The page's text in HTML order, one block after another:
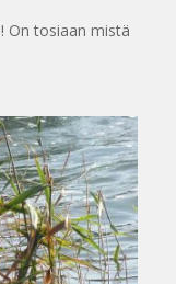
On tosiaan mistä